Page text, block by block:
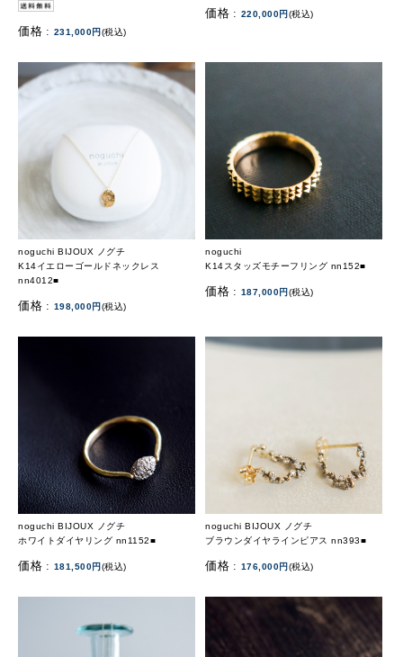
価格 : 231,000円(税込)
価格 : 220,000円(税込)
noguchi BIJOUX ノグチ
K14イエローゴールドネックレス
nn4012■
価格 : 198,000円(税込)
noguchi
K14スタッズモチーフリング nn152■
価格 : 187,000円(税込)
noguchi BIJOUX ノグチ
ホワイトダイヤリング nn1152■
価格 : 181,500円(税込)
noguchi BIJOUX ノグチ
ブラウンダイヤラインピアス nn393■
価格 : 176,000円(税込)